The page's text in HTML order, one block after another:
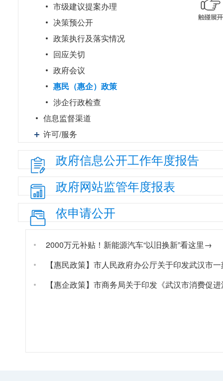
市级建议提案办理
决策预公开
政策执行及落实情况
回应关切
政府会议
惠民（惠企）政策
涉企行政检查
信息监督渠道
许可/服务
政府信息公开工作年度报告
政府网站监管年度报表
依申请公开
2000万元补贴！新能源汽车“以旧换新”看这里→